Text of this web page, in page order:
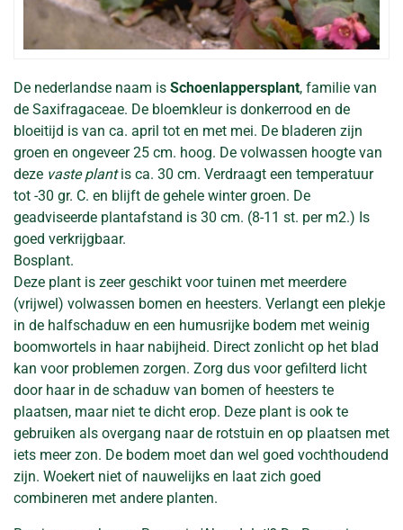
De nederlandse naam is Schoenlappersplant, familie van
de Saxifragaceae. De bloemkleur is donkerrood en de
bloeitijd is van ca. april tot en met mei. De bladeren zijn
groen en ongeveer 25 cm. hoog. De volwassen hoogte van
deze vaste plantis ca. 30 cm. Verdraagt een temperatuur
tot -30 gr. C. en blijft de gehele winter groen. De
geadviseerde plantafstand is 30 cm. (8-11 st. per m2.) Is
goed verkrijgbaar.
Bosplant.
Deze plant is zeer geschikt voor tuinen met meerdere
(vrijwel) volwassen bomen en heesters. Verlangt een plekje
in de halfschaduw en een humusrijke bodem met weinig
boomwortels in haar nabijheid. Direct zonlicht op het blad
kan voor problemen zorgen. Zorg dus voor gefilterd licht
door haar in de schaduw van bomen of heesters te
plaatsen, maar niet te dicht erop. Deze plant is ook te
gebruiken als overgang naar de rotstuin en op plaatsen met
iets meer zon. De bodem moet dan wel goed vochthoudend
zijn. Woekert niet of nauwelijks en laat zich goed
combineren met andere planten.